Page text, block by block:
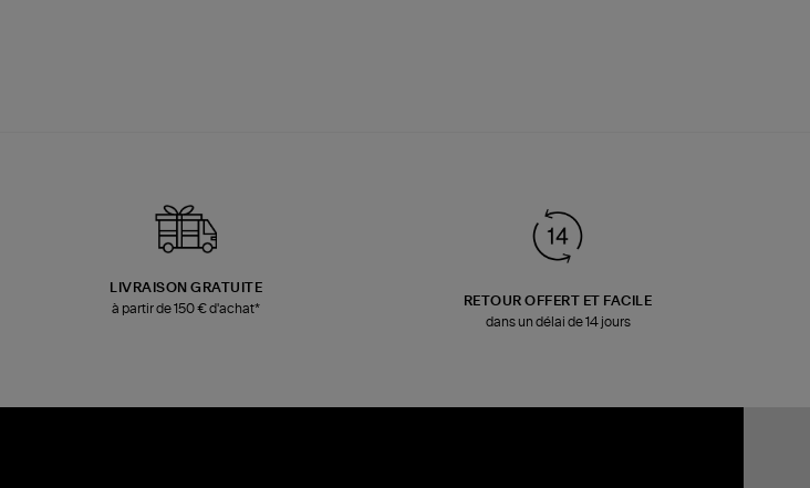
LIVRAISON GRATUITE
à partir de 150 € d'achat*
RETOUR OFFERT ET FACILE
dans un délai de 14 jours